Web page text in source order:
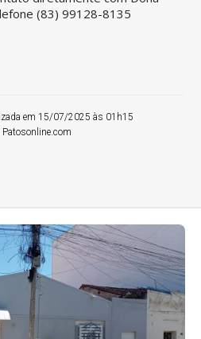
(83) 99128-8135
em 15/07/2025 às 01h15
Patosonline.com